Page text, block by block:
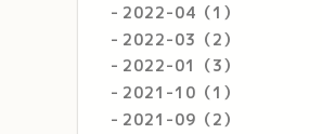
2022-04（1）
2022-03（2）
2022-01（3）
2021-10（1）
2021-09（2）